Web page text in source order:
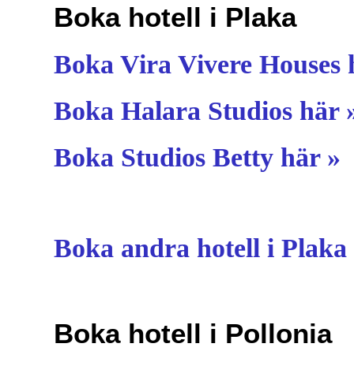
Boka hotell i Plaka
Boka Vira Vivere Houses
Boka Halara Studios här
Boka Studios Betty här »
Boka andra hotell i Plaka
Boka hotell i Pollonia